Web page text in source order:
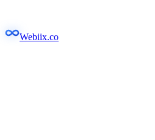
Webiix.co